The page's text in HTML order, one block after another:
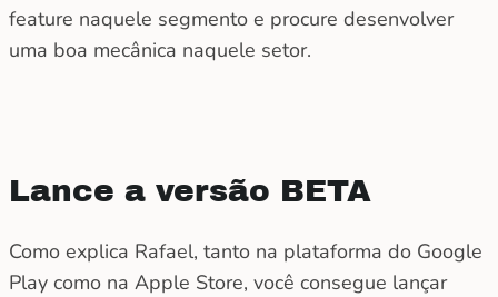
feature naquele segmento e procure desenvolver
uma boa mecânica naquele setor.
Lance a versão BETA
Como explica Rafael, tanto na plataforma do Google
Play como na Apple Store, você consegue lançar